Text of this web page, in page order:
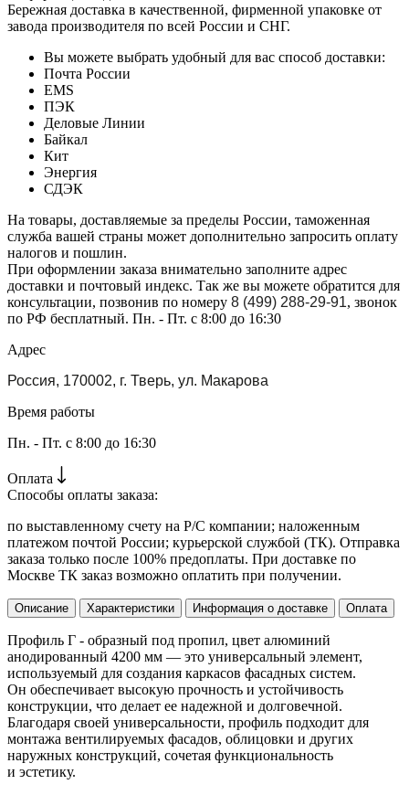
Бережная доставка в качественной, фирменной упаковке от
завода производителя по всей России и СНГ.
Вы можете выбрать удобный для вас способ доставки:
Почта России
EMS
ПЭК
Деловые Линии
Байкал
Кит
Энергия
СДЭК
На товары, доставляемые за пределы России, таможенная
служба вашей страны может дополнительно запросить оплату
налогов и пошлин.
При оформлении заказа внимательно заполните адрес
доставки и почтовый индекс. Так же вы можете обратится для
консультации, позвонив по номеру 8 (499) 288-29-91, звонок
по РФ бесплатный. Пн. - Пт. с 8:00 до 16:30
Адрес
Россия, 170002, г. Тверь, ул. Макарова
Время работы
Пн. - Пт. с 8:00 до 16:30
Оплата
Способы оплаты заказа:
по выставленному счету на Р/С компании; наложенным
платежом почтой России; курьерской службой (ТК). Отправка
заказа только после 100% предоплаты. При доставке по
Москве ТК заказ возможно оплатить при получении.
Описание Характеристики Информация о доставке Оплата
Профиль Г - образный под пропил, цвет алюминий
анодированный 4200 мм — это универсальный элемент,
используемый для создания каркасов фасадных систем.
Он обеспечивает высокую прочность и устойчивость
конструкции, что делает ее надежной и долговечной.
Благодаря своей универсальности, профиль подходит для
монтажа вентилируемых фасадов, облицовки и других
наружных конструкций, сочетая функциональность
и эстетику.